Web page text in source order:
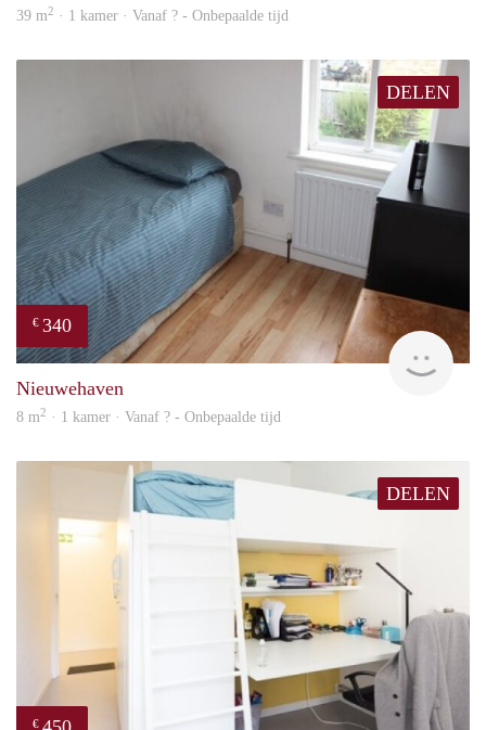
39 m2 · 1 kamer · Vanaf ? - Onbepaalde tijd
DELEN
€ 340
Nieuwehaven
8 m2 · 1 kamer · Vanaf ? - Onbepaalde tijd
DELEN
€